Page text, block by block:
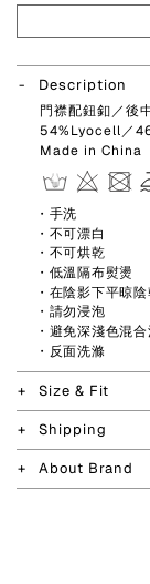
Description
門襟配鈕釦／後
54%Lyocell／
Made in China
・手洗
・不可漂白
・不可烘乾
・低溫隔布熨燙
・在陰影下平晾
・請勿浸泡
・避免深淺色混
・反面洗滌
Size & Fit
Shipping
About Brand